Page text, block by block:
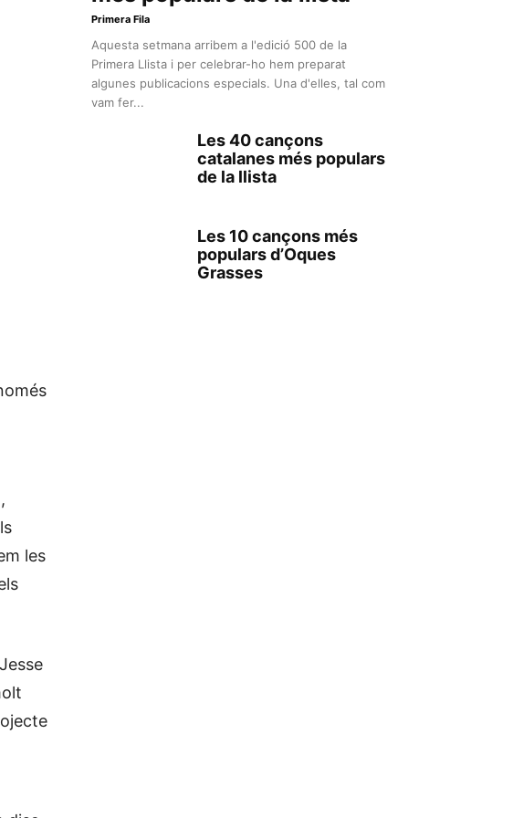
les
Primera Fila
Aquesta setmana arribem a l'edició 500 de la
Primera Llista i per celebrar-ho hem preparat
algunes publicacions especials. Una d'elles, tal com
vam fer...
Les 40 cançons
catalanes més populars
de la llista
Les 10 cançons més
populars d’Oques
Grasses